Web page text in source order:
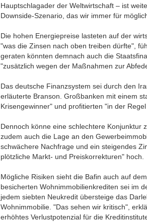
Hauptschlagader der Weltwirtschaft – ist
Downside-Szenario, das wir immer für
Die hohen Energiepreise lasteten auf der
"was die Zinsen nach oben treiben dürfte",
geraten könnten demnach auch die
"zusätzlich wegen der Maßnahmen zur
Das deutsche Finanzsystem sei durch den
erläuterte Branson. Großbanken mit einem
Krisengewinner" und profitierten "in der
Dennoch könne eine schlechtere Konjunktur
zudem auch die Lage an den
schwächere Nachfrage und ein steigendes
plötzliche Markt- und Preiskorrekturen" hoch.
Mögliche Risiken sieht die Bafin auch auf
besicherten Wohnimmobilienkrediten sei im
jedem siebten Neukredit übersteige das
Wohnimmobilie. "Das sehen wir kritisch",
erhöhtes Verlustpotenzial für die